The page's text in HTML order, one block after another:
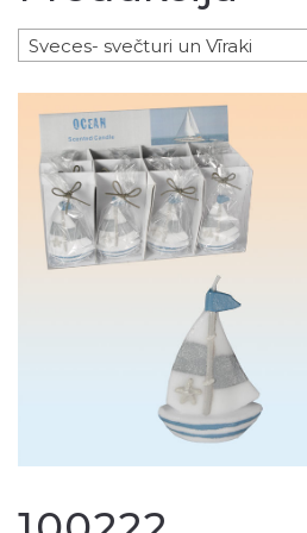
Sveces- svečturi un Vīraki